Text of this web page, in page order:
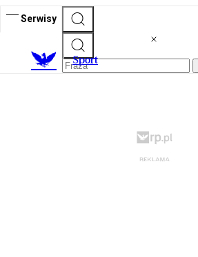
Serwisy
Sport